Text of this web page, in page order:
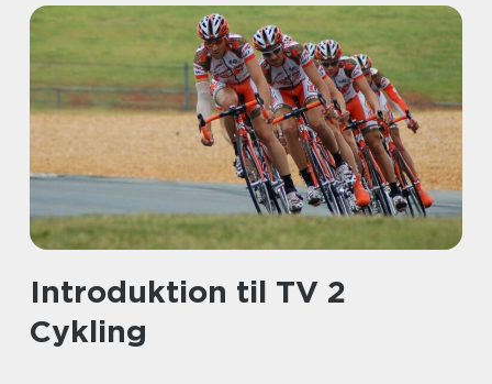
Introduktion til TV 2
Cykling